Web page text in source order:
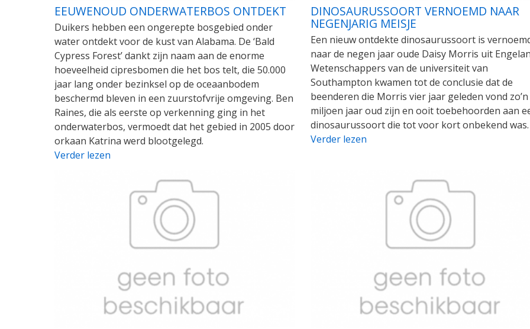
EEUWENOUD ONDERWATERBOS ONTDEKT
Duikers hebben een ongerepte bosgebied onder
water ontdekt voor de kust van Alabama. De ‘Bald
Cypress Forest’ dankt zijn naam aan de enorme
hoeveelheid cipresbomen die het bos telt, die 50.000
jaar lang onder bezinksel op de oceaanbodem
beschermd bleven in een zuurstofvrije omgeving. Ben
Raines, die als eerste op verkenning ging in het
onderwaterbos, vermoedt dat het gebied in 2005 door
orkaan Katrina werd blootgelegd.
Verder lezen
DINOSAURUSSOORT VERNOEMD NAAR
NEGENJARIG MEISJE
Een nieuw ontdekte dinosaurussoort is
naar de negen jaar oude Daisy Morris uit
Wetenschappers van de universiteit van
Southampton kwamen tot de conclusie dat de
beenderen die Morris vier jaar geleden vond zo’n
miljoen jaar oud zijn en ooit toebehoorden aan
dinosaurussoort die tot voor kort onbekend was.
Verder lezen